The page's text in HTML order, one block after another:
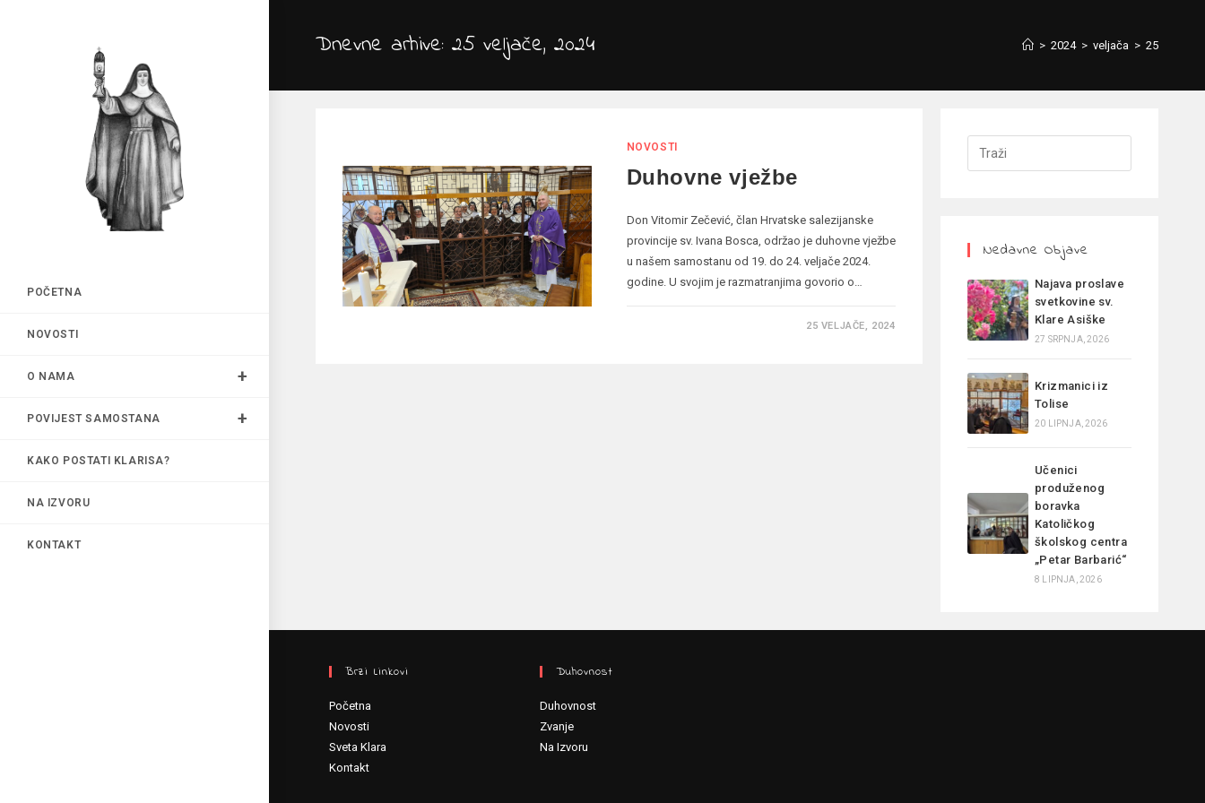
POČETNA
NOVOSTI
O NAMA
POVIJEST SAMOSTANA
KAKO POSTATI KLARISA?
NA IZVORU
KONTAKT
Dnevne arhive: 25 veljače, 2024 > 2024 > veljača > 25
NOVOSTI
Duhovne vježbe
Don Vitomir Zečević, član Hrvatske salezijanske
provincije sv. Ivana Bosca, održao je duhovne vježbe
u našem samostanu od 19. do 24. veljače 2024.
godine. U svojim je razmatranjima govorio o…
25 VELJAČE, 2024
Nedavne Objave
Najava proslave
svetkovine sv.
Klare Asiške
27 SRPNJA, 2026
Krizmanici iz
Tolise
20 LIPNJA, 2026
Učenici
produženog
boravka
Katoličkog
školskog centra
„Petar Barbarić“
8 LIPNJA, 2026
Brzi Linkovi
Početna
Novosti
Sveta Klara
Kontakt
Duhovnost
Duhovnost
Zvanje
Na Izvoru